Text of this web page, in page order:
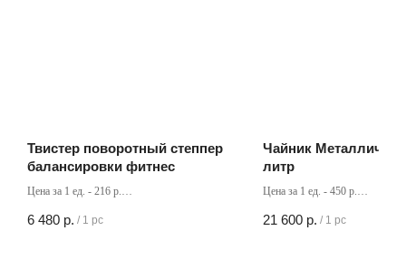
Твистер поворотный степпер
балансировки фитнес
Цена за 1 ед. - 216 р.
6 480 р. / 1 pc
Чайник
литр
Цена за 1 ед. - 450 р.
21 600 р. / 1 pc